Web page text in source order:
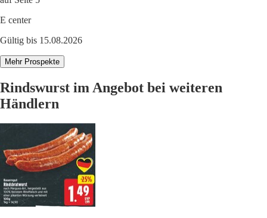
E center
Gültig bis 15.08.2026
Mehr Prospekte
Rindswurst im Angebot bei weiteren
Händlern